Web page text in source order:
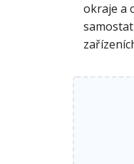
okraje a